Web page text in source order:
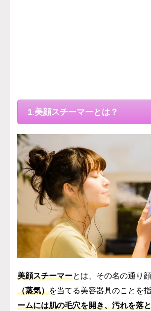
1.美顔スチーマーとは？
美顔スチーマーとは、その名の通り
（蒸気）を当てる美容器具のことを指
ームには肌の毛穴を開き、汚れを落